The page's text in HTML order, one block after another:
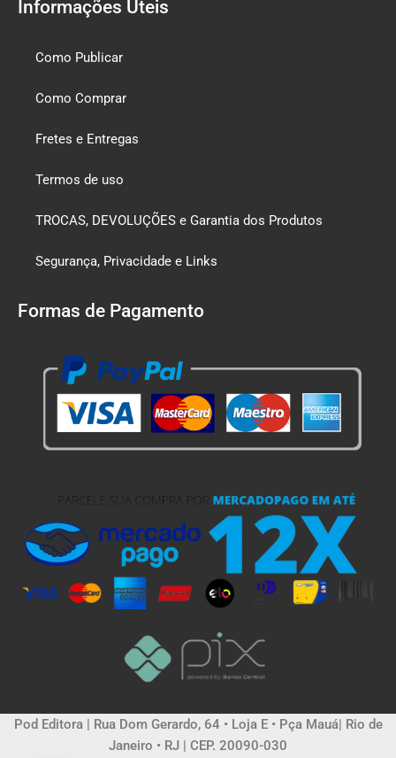
Informações Úteis
Como Publicar
Como Comprar
Fretes e Entregas
Termos de uso
TROCAS, DEVOLUÇÕES e Garantia dos Produtos
Segurança, Privacidade e Links
Formas de Pagamento
Pod Editora | Rua Dom Gerardo, 64 • Loja E • Pça Mauá| Rio de
Janeiro • RJ | CEP. 20090-030